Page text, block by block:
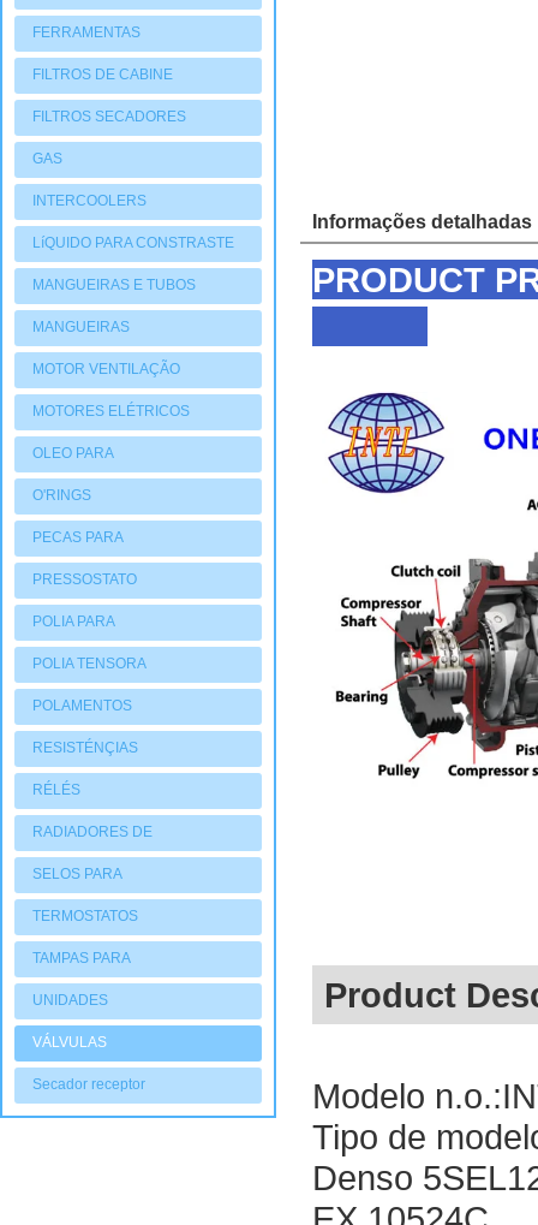
FERRAMENTAS
FILTROS DE CABINE
FILTROS SECADORES
GAS
INTERCOOLERS
LíQUIDO PARA CONSTRASTE
MANGUEIRAS E TUBOS
MANGUEIRAS
MOTOR VENTILAÇÃO
MOTORES ELÉTRICOS
OLEO PARA
COMPRESSORES
O'RINGS
PECAS PARA
COMPRESSORES
PRESSOSTATO
POLIA PARA
COMPRESSORES
POLIA TENSORA
POLAMENTOS
RESISTÉNÇIAS
RÉLÉS
RADIADORES DE
AQUECIMENTO
SELOS PARA
COMPRESSORES
TERMOSTATOS
TAMPAS PARA
COMPRESSORES
UNIDADES
CONDENSADORAS
VÁLVULAS
Secador receptor
Informações detalhadas
PRODUCT
Product
Modelo
Tipo de
Denso